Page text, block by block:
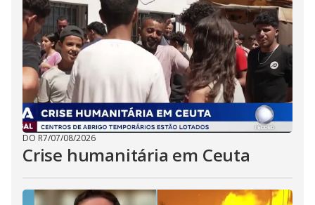
DO R7/07/08/2026
Crise humanitária em Ceuta